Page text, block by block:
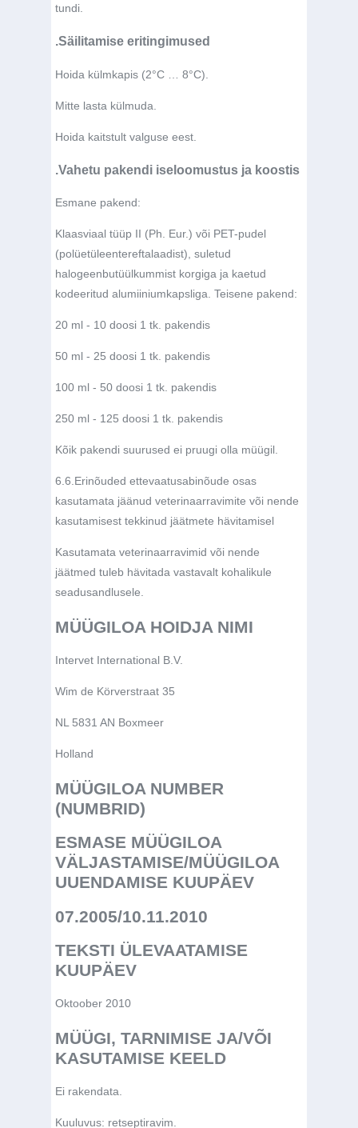
tundi.
.Säilitamise eritingimused
Hoida külmkapis (2°C … 8°C).
Mitte lasta külmuda.
Hoida kaitstult valguse eest.
.Vahetu pakendi iseloomustus ja koostis
Esmane pakend:
Klaasviaal tüüp II (Ph. Eur.) või PET-pudel
(polüetüleentereftalaadist), suletud
halogeenbutüülkummist korgiga ja kaetud
kodeeritud alumiiniumkapsliga. Teisene pakend:
20 ml - 10 doosi 1 tk. pakendis
50 ml - 25 doosi 1 tk. pakendis
100 ml - 50 doosi 1 tk. pakendis
250 ml - 125 doosi 1 tk. pakendis
Kõik pakendi suurused ei pruugi olla müügil.
6.6.Erinõuded ettevaatusabinõude osas
kasutamata jäänud veterinaarravimite või nende
kasutamisest tekkinud jäätmete hävitamisel
Kasutamata veterinaarravimid või nende
jäätmed tuleb hävitada vastavalt kohalikule
seadusandlusele.
MÜÜGILOA HOIDJA NIMI
Intervet International B.V.
Wim de Körverstraat 35
NL 5831 AN Boxmeer
Holland
MÜÜGILOA NUMBER
(NUMBRID)
ESMASE MÜÜGILOA
VÄLJASTAMISE/MÜÜGILOA
UUENDAMISE KUUPÄEV
07.2005/10.11.2010
TEKSTI ÜLEVAATAMISE
KUUPÄEV
Oktoober 2010
MÜÜGI, TARNIMISE JA/VÕI
KASUTAMISE KEELD
Ei rakendata.
Kuuluvus: retseptiravim.